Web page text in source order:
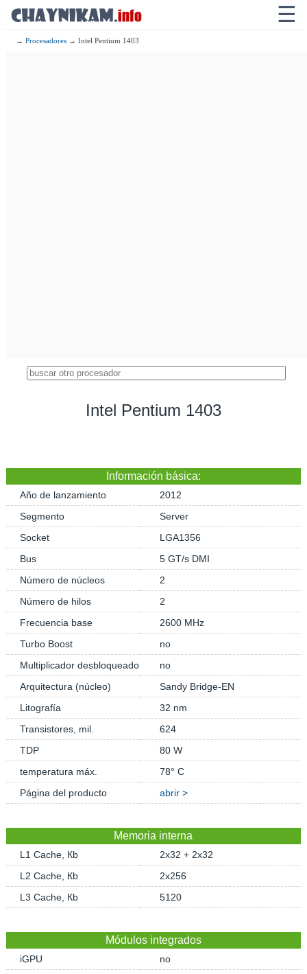
☰
→Procesadores → Intel Pentium 1403
Intel Pentium 1403
Información básica:
Año de lanzamiento
2012
Segmento
Server
Socket
LGA1356
Bus
5 GT/s DMI
Número de núcleos
2
Número de hilos
2
Frecuencia base
2600 MHz
Turbo Boost
no
Multiplicador desbloqueado
no
Arquitectura (núcleo)
Sandy Bridge-EN
Litografía
32 nm
Transistores, mil.
624
TDP
80 W
temperatura máx.
78° C
Página del producto
abrir >
Memoria interna
L1 Cache, Кb
2x32 + 2x32
L2 Cache, Кb
2x256
L3 Cache, Кb
5120
Módulos integrados
iGPU
no